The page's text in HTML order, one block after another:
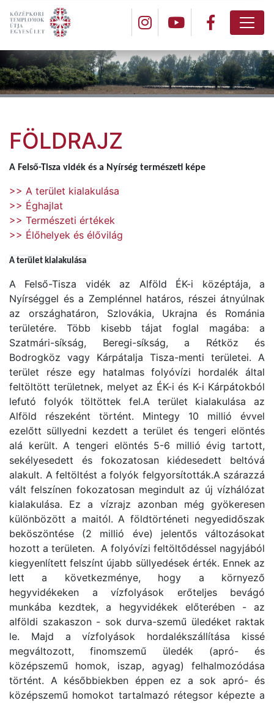
FÖLDRAJZ
A Felső-Tisza vidék és a Nyírség természeti képe
>> A terület kialakulása
>> Éghajlat
>> Természeti értékek
>> Élőhelyek és élővilág
A terület kialakulása
A Felső-Tisza vidék az Alföld ÉK-i középtája, a
Nyírséggel és a Zemplénnel határos, részei átnyúlnak
az országhatáron, Szlovákia, Ukrajna és Románia
területére. Több kisebb tájat foglal magába: a
Szatmári-síkság, Beregi-síkság, a Rétköz és
Bodrogköz vagy Kárpátalja Tisza-menti területei. A
terület része egy hatalmas folyóvízi hordalék által
feltöltött területnek, melyet az ÉK-i és K-i Kárpátokból
lefutó folyók töltöttek fel.A terület kialakulása az
Alföld részeként történt. Mintegy 10 millió évvel
ezelőtt süllyedni kezdett a terület és tengeri elöntés
alá került. A tengeri elöntés 5-6 millió évig tartott,
sekélyesedett és fokozatosan kiédesedett beltóvá
alakult. A feltöltést a folyók felgyorsították.A szárazzá
vált felszínen fokozatosan megindult az új vízhálózat
kialakulása. Ez a vízrajz azonban még gyökeresen
különbözött a maitól. A földtörténeti negyedidőszak
beköszöntése (2 millió éve) jelentős változásokat
hozott a területen. A folyóvízi feltöltődéssel nagyjából
kiegyenlített felszínt újabb süllyedések érték. Ennek az
lett a következménye, hogy a környező
hegyvidékeken a vízfolyások erőteljes bevágó
munkába kezdtek, a hegyvidékek előterében - az
alföldi szakaszon - sok durva-szemű üledéket raktak
le. Majd a vízfolyások hordalékszállítása kissé
megváltozott, finomszemű üledék (apró- és
középszemű homok, iszap, agyag) felhalmozódása
történt. A későbbiekben éppen ez a sok apró- és
középszemű homokot tartalmazó rétegsor képezte a